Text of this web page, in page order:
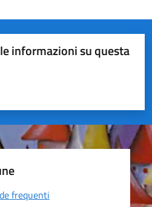
informazioni su questa
su 5
su 5
frequenti